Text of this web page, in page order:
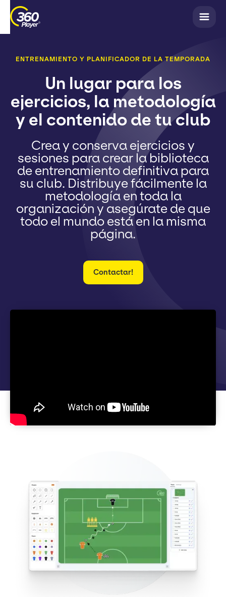
ENTRENAMIENTO Y PLANIFICADOR DE LA TEMPORADA
Un lugar para los
ejercicios, la metodología
y el contenido de tu club
Crea y conserva ejercicios y
sesiones para crear la biblioteca
de entrenamiento definitiva para
su club. Distribuye fácilmente la
metodología en toda la
organización y asegúrate de que
todo el mundo está en la misma
página.
Contactar!